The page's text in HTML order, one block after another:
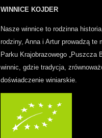
WINNICE KOJDER
Nasze winnice to rodzinna
rodziny, Anna i Artur prowadzą
Parku Krajobrazowego „Puszcza
winnic, gdzie tradycja,
doświadczenie winiarskie.